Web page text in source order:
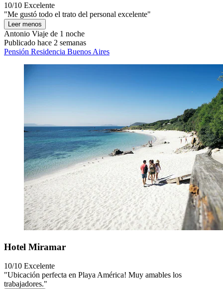
10/10 Excelente
"Me gustó todo el trato del personal excelente"
Leer menos
Antonio Viaje de 1 noche
Publicado hace 2 semanas
Pensión Residencia Buenos Aires
Hotel Miramar
10/10 Excelente
"Ubicación perfecta en Playa América! Muy amables los
trabajadores."